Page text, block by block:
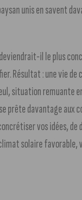
unis en savent
il le plus
Résultat : une vie
situation remuante
prête davantage aux
vos idées,
solaire favorable,